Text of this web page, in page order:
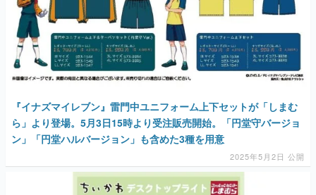
『イナズマイレブン』雷門中ユニフォーム上下セットが「しまむ
ら」より登場。5月3日15時より受注販売開始。「円堂守バージョ
ン」「円堂ハルバージョン」も含めた3種を用意
2025年5月2日 公開